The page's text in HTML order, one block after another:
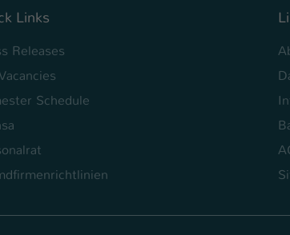
Links
Releases
Schedule